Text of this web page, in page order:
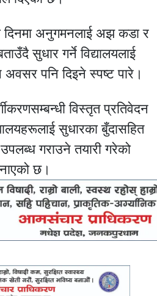
अनुगमनलाई अझ कडा र
सुधार गर्ने विद्यालयलाई
अवसर पनि दिइने स्पष्ट पारे।
विस्तृत प्रतिवेदन
सुधारका बुँदासहित
गराउने तयारी गरेको
छ।